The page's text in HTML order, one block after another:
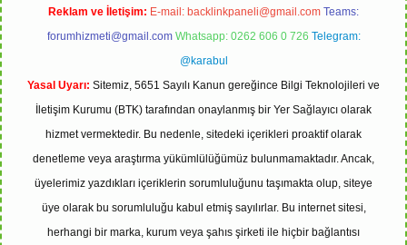
Reklam ve İletişim: E-mail: backlinkpaneli@gmail.com Teams:
forumhizmeti@gmail.com Whatsapp: 0262 606 0 726 Telegram:
@karabul
Yasal Uyarı: Sitemiz, 5651 Sayılı Kanun gereğince Bilgi Teknolojileri ve
İletişim Kurumu (BTK) tarafından onaylanmış bir Yer Sağlayıcı olarak
hizmet vermektedir. Bu nedenle, sitedeki içerikleri proaktif olarak
denetleme veya araştırma yükümlülüğümüz bulunmamaktadır. Ancak,
üyelerimiz yazdıkları içeriklerin sorumluluğunu taşımakta olup, siteye
üye olarak bu sorumluluğu kabul etmiş sayılırlar. Bu internet sitesi,
herhangi bir marka, kurum veya şahıs şirketi ile hiçbir bağlantısı